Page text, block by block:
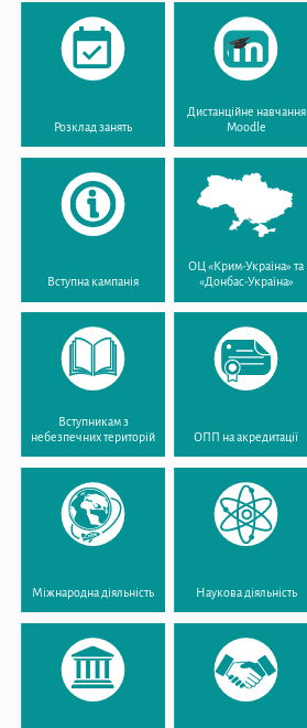
Розклад занять
Дистанційне навчання
Moodle
Вступна кампанія
ОЦ «Крим-Україна» та
«Донбас-Україна»
Вступникам з
небезпечних територій
ОПП на акредитації
Міжнародна діяльність Наукова діяльність